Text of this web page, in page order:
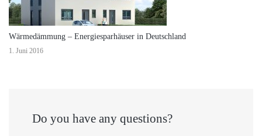
Wärmedämmung – Energiesparhäuser in Deutschland
1. Juni 2016
Do you have any questions?